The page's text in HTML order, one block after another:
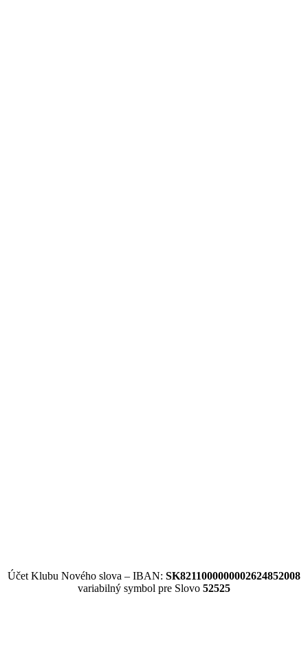
Účet Klubu Nového slova – IBAN: SK8211000000002624852008
variabilný symbol pre Slovo 52525